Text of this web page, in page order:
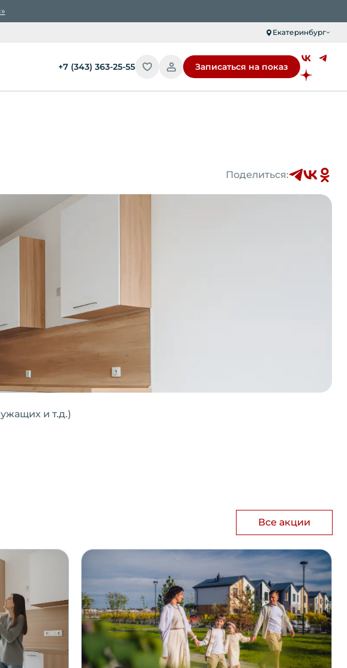
Екатеринбург
+7 (343) 363-25-55 Записаться на показ
Поделиться:
и т.д.)
Все акции